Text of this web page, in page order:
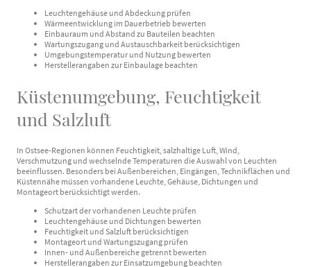
Leuchtengehäuse und Abdeckung prüfen
Wärmeentwicklung im Dauerbetrieb bewerten
Einbauraum und Abstand zu Bauteilen beachten
Wartungszugang und Austauschbarkeit berücksichtigen
Umgebungstemperatur und Nutzung bewerten
Herstellerangaben zur Einbaulage beachten
Küstenumgebung, Feuchtigkeit
und Salzluft
In Ostsee-Regionen können Feuchtigkeit, salzhaltige Luft, Wind,
Verschmutzung und wechselnde Temperaturen die Auswahl von Leuchten
beeinflussen. Besonders bei Außenbereichen, Eingängen, Technikflächen und
Küstennähe müssen vorhandene Leuchte, Gehäuse, Dichtungen und
Montageort berücksichtigt werden.
Schutzart der vorhandenen Leuchte prüfen
Leuchtengehäuse und Dichtungen bewerten
Feuchtigkeit und Salzluft berücksichtigen
Montageort und Wartungszugang prüfen
Innen- und Außenbereiche getrennt bewerten
Herstellerangaben zur Einsatzumgebung beachten